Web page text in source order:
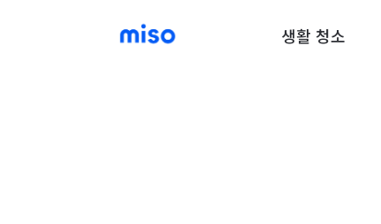
생활 청소